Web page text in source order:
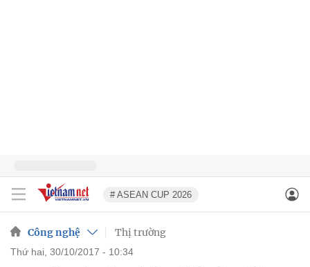
# ASEAN CUP 2026
Công nghệ Thị trường
thứ hai, 30/10/2017 - 10:34